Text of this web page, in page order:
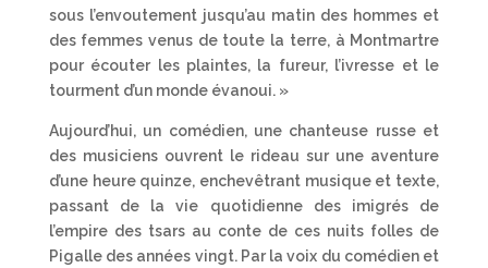
sous l’envoutement jusqu’au matin des hommes et
des femmes venus de toute la terre, à Montmartre
pour écouter les plaintes, la fureur, l’ivresse et le
tourment d’un monde évanoui. »
Aujourd’hui, un comédien, une chanteuse russe et
des musiciens ouvrent le rideau sur une aventure
d’une heure quinze, enchevêtrant musique et texte,
passant de la vie quotidienne des imigrés de
l’empire des tsars au conte de ces nuits folles de
Pigalle des années vingt. Par la voix du comédien et